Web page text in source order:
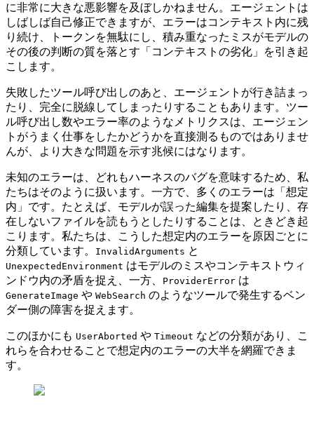
に非常に大きな悪影響を及ぼしかねません。エージェントは
しばしば自己修正できますが、エラーはコンテキスト内に残
り続け、トークンを無駄にし、積み重なったミスがモデルの
その後の判断の質を落とす「コンテキストの劣化」を引き起
こします。
失敗したツール呼び出しのあと、エージェントが行き詰まっ
たり、完全に脱線してしまったりすることもあります。ツー
ル呼び出し数やエラー率のようなメトリクスは、エージェン
トがうまく仕事をしたかどうかを直接測るものではありませ
んが、より大きな問題を示す兆候にはなります。
未知のエラーは、どれもハーネスのバグを意味するため、私
たちはそのように扱います。一方で、多くのエラーは「想定
内」です。たとえば、モデルが誤った編集を提案したり、存
在しないファイルを読もうとしたりすることは、ときどき起
こります。私たちは、こうした想定内のエラーを原因ごとに
分類しています。
InvalidArguments と
UnexpectedEnvironment はモデルのミスやコンテキストウィ
ンドウ内の矛盾を捉え、一方、
ProviderError は
GenerateImage や WebSearch のようなツールで発生するベン
ダー側の障害を捉えます。
このほかにも UserAborted や Timeout などの分類があり、こ
れらを合わせることで想定内のエラーの大半を網羅できま
す。